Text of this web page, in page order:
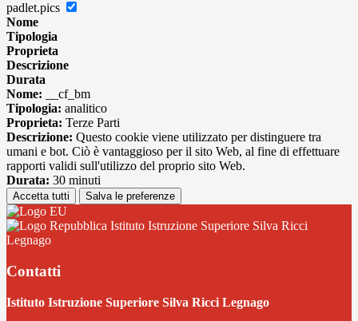
padlet.pics
Nome
Tipologia
Proprieta
Descrizione
Durata
Nome: __cf_bm
Tipologia: analitico
Proprieta: Terze Parti
Descrizione: Questo cookie viene utilizzato per distinguere tra
umani e bot. Ciò è vantaggioso per il sito Web, al fine di effettuare
rapporti validi sull'utilizzo del proprio sito Web.
Durata: 30 minuti
Accetta tutti Salva le preferenze
Istituto Istruzione Superiore Silva Ricci
Legnago
Contatti
Istituto Istruzione Superiore Silva Ricci Legnago